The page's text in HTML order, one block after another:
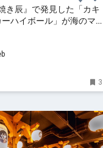
き辰』で発見した「カキ
ハイボール」が海のマ
3